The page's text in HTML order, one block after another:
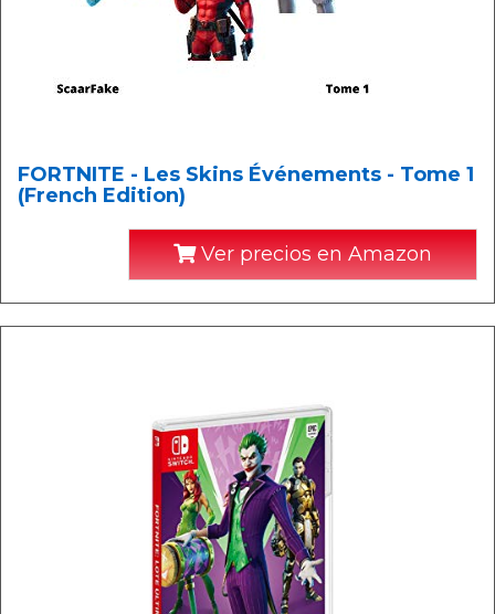
FORTNITE - Les Skins Événements - Tome 1
(French Edition)
Ver precios en Amazon